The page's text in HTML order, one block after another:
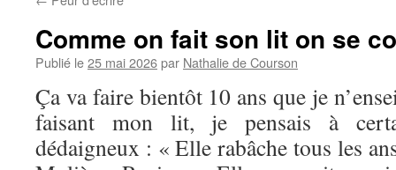
Comme on fait son lit on se
Publié le25 mai 2026par Nathalie de Courson
Ça va faire bientôt 10 ans que je
faisant mon lit, je pensais à
dédaigneux : « Elle rabâche tous les